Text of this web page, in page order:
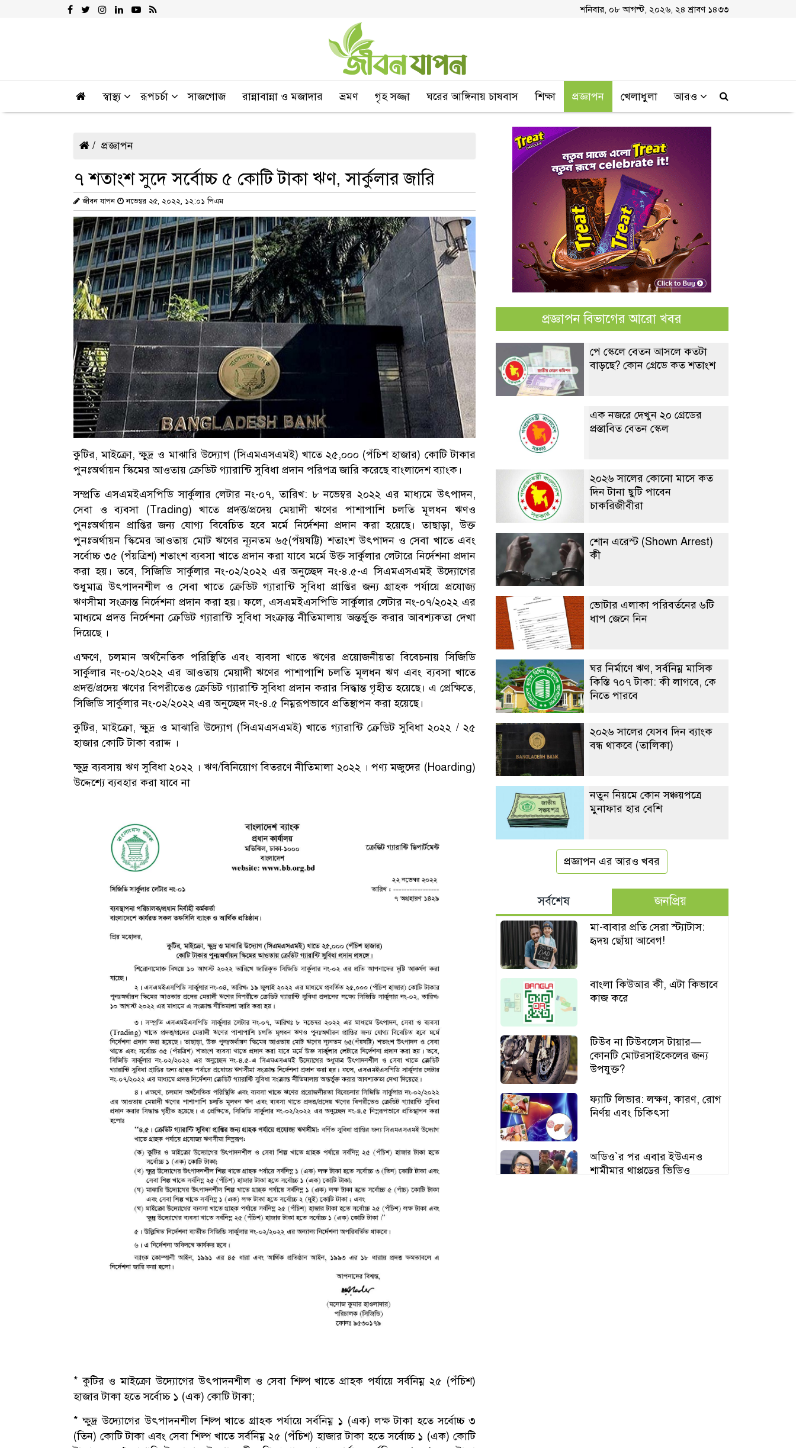
শনিবার, ০৮ আগস্ট, ২০২৬, ২৪ শ্রাবণ ১৪৩৩
স্বাস্থ্য রূপচর্চা সাজগোজ রান্নাবান্না ও মজাদার ভ্রমণ গৃহ সজ্জা ঘরের আঙ্গিনায় চাষবাস শিক্ষা প্রজ্ঞাপন খেলাধুলা আরও
প্রজ্ঞাপন
৭ শতাংশ সুদে সর্বোচ্চ ৫ কোটি টাকা ঋণ, সার্কুলার জারি
জীবন যাপন নভেম্বর ২৫, ২০২২, ১২:০১ পিএম
কুটির, মাইক্রো, ক্ষুদ্র ও মাঝারি উদ্যোগ (সিএমএসএমই) খাতে ২৫,০০০ (পঁচিশ হাজার) কোটি টাকার
পুনঃঅর্থায়ন স্কিমের আওতায় ক্রেডিট গ্যারান্টি সুবিধা প্রদান পরিপত্র জারি করেছে বাংলাদেশ ব্যাংক।
সম্প্রতি এসএমইএসপিডি সার্কুলার লেটার নং-০৭, তারিখ: ৮ নভেম্বর ২০২২ এর মাধ্যমে উৎপাদন,
সেবা ও ব্যবসা (Trading) খাতে প্রদত্ত/প্রদেয় মেয়াদী ঋণের পাশাপাশি চলতি মূলধন ঋণও
পুনঃঅর্থায়ন প্রাপ্তির জন্য যোগ্য বিবেচিত হবে মর্মে নির্দেশনা প্রদান করা হয়েছে। তাছাড়া, উক্ত
পুনঃঅর্থায়ন স্কিমের আওতায় মোট ঋণের ন্যূনতম ৬৫(পঁয়ষট্টি) শতাংশ উৎপাদন ও সেবা খাতে এবং
সর্বোচ্চ ৩৫ (পঁয়ত্রিশ) শতাংশ ব্যবসা খাতে প্রদান করা যাবে মর্মে উক্ত সার্কুলার লেটারে নির্দেশনা প্রদান
করা হয়। তবে, সিজিডি সার্কুলার নং-০২/২০২২ এর অনুচ্ছেদ নং-৪.৫-এ সিএমএসএমই উদ্যোগের
শুধুমাত্র উৎপাদনশীল ও সেবা খাতে ক্রেডিট গ্যারান্টি সুবিধা প্রাপ্তির জন্য গ্রাহক পর্যায়ে প্রযোজ্য
ঋণসীমা সংক্রান্ত নির্দেশনা প্রদান করা হয়। ফলে, এসএমইএসপিডি সার্কুলার লেটার নং-০৭/২০২২ এর
মাধ্যমে প্রদত্ত নির্দেশনা ক্রেডিট গ্যারান্টি সুবিধা সংক্রান্ত নীতিমালায় অন্তর্ভুক্ত করার আবশ্যকতা দেখা
দিয়েছে ।
এক্ষণে, চলমান অর্থনৈতিক পরিস্থিতি এবং ব্যবসা খাতে ঋণের প্রয়োজনীয়তা বিবেচনায় সিজিডি
সার্কুলার নং-০২/২০২২ এর আওতায় মেয়াদী ঋণের পাশাপাশি চলতি মূলধন ঋণ এবং ব্যবসা খাতে
প্রদত্ত/প্রদেয় ঋণের বিপরীতেও ক্রেডিট গ্যারান্টি সুবিধা প্রদান করার সিদ্ধান্ত গৃহীত হয়েছে। এ প্রেক্ষিতে,
সিজিডি সার্কুলার নং-০২/২০২২ এর অনুচ্ছেদ নং-৪.৫ নিম্নরূপভাবে প্রতিস্থাপন করা হয়েছে।
কুটির, মাইক্রো, ক্ষুদ্র ও মাঝারি উদ্যোগ (সিএমএসএমই) খাতে গ্যারান্টি ক্রেডিট সুবিধা ২০২২ / ২৫
হাজার কোটি টাকা বরাদ্দ ।
ক্ষুদ্র ব্যবসায় ঋণ সুবিধা ২০২২ । ঋণ/বিনিয়ােগ বিতরণে নীতিমালা ২০২২ । পণ্য মজুদের (Hoarding)
উদ্দেশ্যে ব্যবহার করা যাবে না
* কুটির ও মাইক্রো উদ্যোগের উৎপাদনশীল ও সেবা শিল্প খাতে গ্রাহক পর্যায়ে সর্বনিম্ন ২৫ (পঁচিশ)
হাজার টাকা হতে সর্বোচ্চ ১ (এক) কোটি টাকা;
* ক্ষুদ্র উদ্যোগের উৎপাদনশীল শিল্প খাতে গ্রাহক পর্যায়ে সর্বনিম্ন ১ (এক) লক্ষ টাকা হতে সর্বোচ্চ ৩
(তিন) কোটি টাকা এবং সেবা শিল্প খাতে সর্বনিম্ন ২৫ (পঁচিশ) হাজার টাকা হতে সর্বোচ্চ ১ (এক) কোটি
প্রজ্ঞাপন বিভাগের আরো খবর
পে স্কেলে বেতন আসলে কতটা
বাড়ছে? কোন গ্রেডে কত শতাংশ
এক নজরে দেখুন ২০ গ্রেডের
প্রস্তাবিত বেতন স্কেল
২০২৬ সালের কোনো মাসে কত
দিন টানা ছুটি পাবেন
চাকরিজীবীরা
শোন এরেস্ট (Shown Arrest)
কী
ভোটার এলাকা পরিবর্তনের ৬টি
ধাপ জেনে নিন
ঘর নির্মাণে ঋণ, সর্বনিম্ন মাসিক
কিস্তি ৭০৭ টাকা: কী লাগবে, কে
নিতে পারবে
২০২৬ সালের যেসব দিন ব্যাংক
বন্ধ থাকবে (তালিকা)
নতুন নিয়মে কোন সঞ্চয়পত্রে
মুনাফার হার বেশি
প্রজ্ঞাপন এর আরও খবর
সর্বশেষ জনপ্রিয়
মা-বাবার প্রতি সেরা স্ট্যাটাস:
হৃদয় ছোঁয়া আবেগ!
বাংলা কিউআর কী, এটা কিভাবে
কাজ করে
টিউব না টিউবলেস টায়ার—
কোনটি মোটরসাইকেলের জন্য
উপযুক্ত?
ফ্যাটি লিভার: লক্ষণ, কারণ, রোগ
নির্ণয় এবং চিকিৎসা
অডিও‍‍`র পর এবার ইউএনও
শামীমার থাপ্পড়ের ভিডিও